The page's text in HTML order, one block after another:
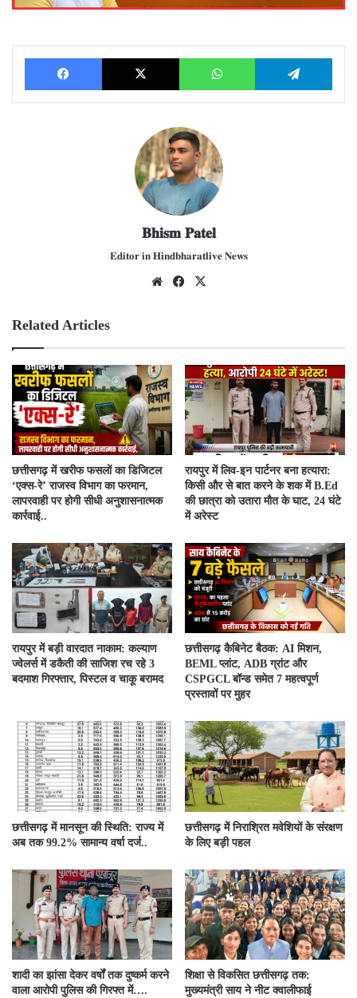
Facebook X WhatsApp
𝐁𝐡𝐢𝐬𝐦 𝐏𝐚𝐭𝐞𝐥
𝐄𝐝𝐢𝐭𝐨𝐫 𝐢𝐧 𝐇𝐢𝐧𝐝𝐛𝐡𝐚𝐫𝐚𝐭𝐥𝐢𝐯𝐞 𝐍𝐞𝐰𝐬
We
Fac
Related Articles
​छत्तीसगढ़ में खरीफ फसलों का डिजिटल
‘एक्स-रे’ राजस्व विभाग का फरमान,
लापरवाही पर होगी सीधी अनुशासनात्मक
कार्रवाई..
रायपुर में लिव-इन पार्टनर बना हत्यारा:
किसी और से बात करने के शक में B.Ed
की छात्रा को उतारा मौत के घाट, 24 घंटे
में अरेस्ट
रायपुर में बड़ी वारदात नाकाम: कल्याण
ज्वेलर्स में डकैती की साजिश रच रहे 3
बदमाश गिरफ्तार, पिस्टल व चाकू बरामद
छत्तीसगढ़ कैबिनेट बैठक: AI मिशन,
BEML प्लांट, ADB ग्रांट और
CSPGCL बॉन्ड समेत 7 महत्वपूर्ण
प्रस्तावों पर मुहर
छत्तीसगढ़ में मानसून की स्थिति: राज्य में
अब तक 99.2% सामान्य वर्षा दर्ज..
छत्तीसगढ़ में निराश्रित मवेशियों के संरक्षण
के लिए बड़ी पहल
शादी का झांसा देकर वर्षों तक दुष्कर्म करने
वाला आरोपी पुलिस की गिरफ्त में….
शिक्षा से विकसित छत्तीसगढ़ तक:
मुख्यमंत्री साय ने नीट क्वालीफाई